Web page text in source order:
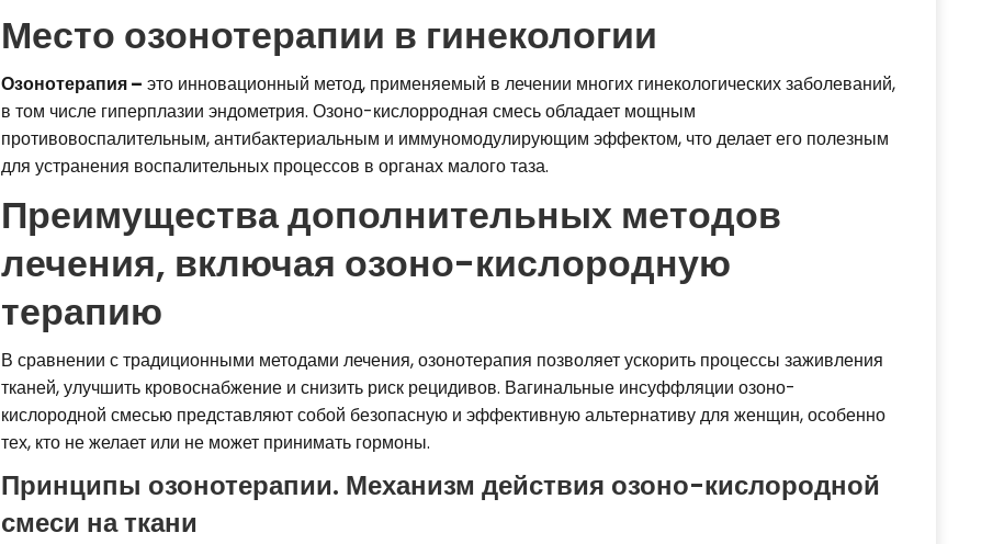
Место озонотерапии в гинекологии
Озонотерапия – это инновационный метод, применяемый в лечении многих гинекологических заболеваний,
в том числе гиперплазии эндометрия. Озоно-кислорродная смесь обладает мощным
противовоспалительным, антибактериальным и иммуномодулирующим эффектом, что делает его полезным
для устранения воспалительных процессов в органах малого таза.
Преимущества дополнительных методов
лечения, включая озоно-кислородную
терапию
В сравнении с традиционными методами лечения, озонотерапия позволяет ускорить процессы заживления
тканей, улучшить кровоснабжение и снизить риск рецидивов. Вагинальные инсуффляции озоно-
кислородной смесью представляют собой безопасную и эффективную альтернативу для женщин, особенно
тех, кто не желает или не может принимать гормоны.
Принципы озонотерапии. Механизм действия озоно-кислородной
смеси на ткани